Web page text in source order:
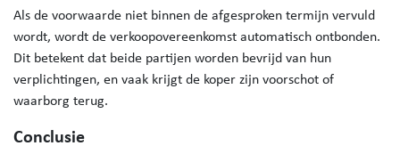
Als de voorwaarde niet binnen de afgesproken termijn vervuld
wordt, wordt de verkoopovereenkomst automatisch ontbonden.
Dit betekent dat beide partijen worden bevrijd van hun
verplichtingen, en vaak krijgt de koper zijn voorschot of
waarborg terug.
Conclusie